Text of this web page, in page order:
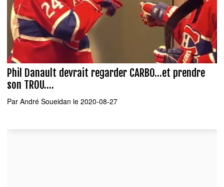
Phil Danault devrait regarder CARBO...et prendre
son TROU....
Par André Soueidan le 2020-08-27